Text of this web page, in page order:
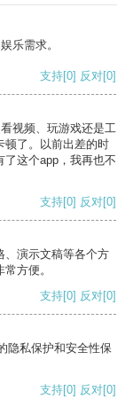
乐需求。
支持[0] 反对[0]
视频、玩游戏还是工
顿了。以前出差的时
这个app，我再也不
支持[0] 反对[0]
、演示文稿等各个方
方便。
支持[0] 反对[0]
隐私保护和安全性保
支持[0] 反对[0]